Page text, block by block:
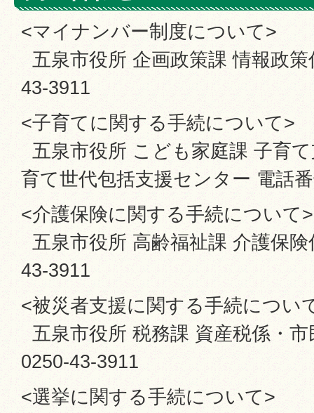
<マイナンバー制度について>
五泉市役所 企画政策課 情報政
43-3911
<子育てに関する手続について>
五泉市役所 こども家庭課 子育
育て世代包括支援センター 電話
<介護保険に関する手続について>
五泉市役所 高齢福祉課 介護保
43-3911
<被災者支援に関する手続につい
五泉市役所 税務課 資産税係・
0250-43-3911
<選挙に関する手続について>